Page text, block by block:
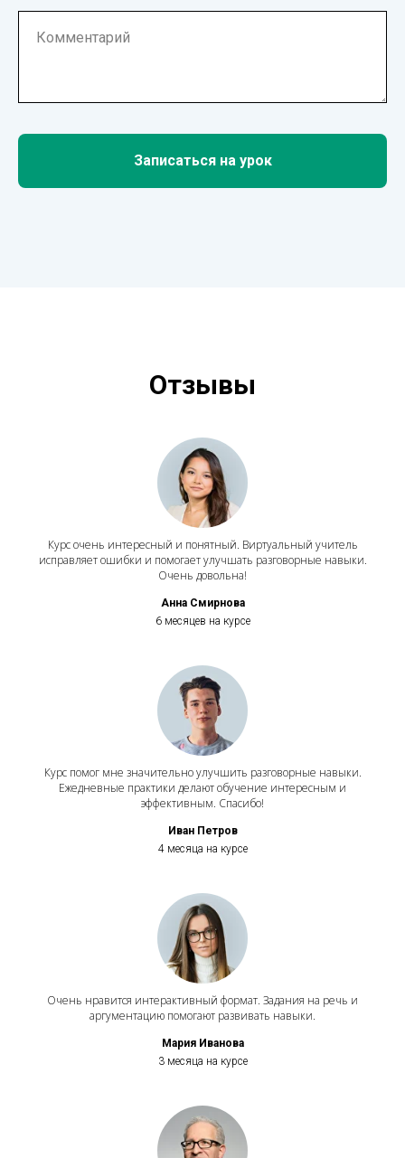
Комментарий
Записаться на урок
Отзывы
Курс очень интересный и понятный. Виртуальный учитель
исправляет ошибки и помогает улучшать разговорные навыки.
Очень довольна!
Анна Смирнова
6 месяцев на курсе
Курс помог мне значительно улучшить разговорные навыки.
Ежедневные практики делают обучение интересным и
эффективным. Спасибо!
Иван Петров
4 месяца на курсе
Очень нравится интерактивный формат. Задания на речь и
аргументацию помогают развивать навыки.
Мария Иванова
3 месяца на курсе